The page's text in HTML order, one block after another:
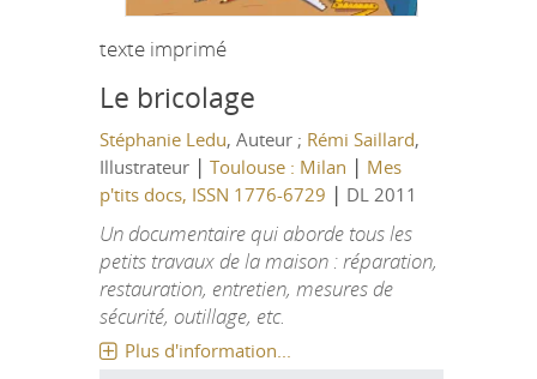
texte imprimé
Le bricolage
Stéphanie Ledu, Auteur ; Rémi Saillard,
Illustrateur | Toulouse : Milan | Mes
p'tits docs, ISSN 1776-6729 | DL 2011
Un documentaire qui aborde tous les
petits travaux de la maison : réparation,
restauration, entretien, mesures de
sécurité, outillage, etc.
Plus d'information...